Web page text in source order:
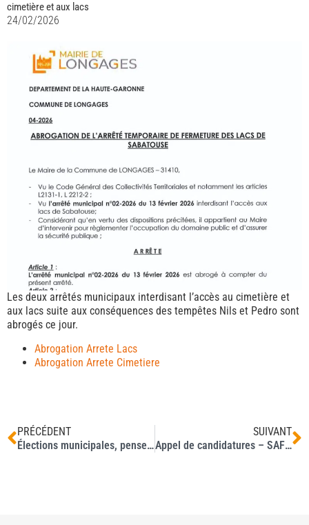
cimetière et aux lacs
24/02/2026
Les deux arrêtés municipaux interdisant l’accès au cimetière et
aux lacs suite aux conséquences des tempêtes Nils et Pedro sont
abrogés ce jour.
Abrogation Arrete Lacs
Abrogation Arrete Cimetiere
PRÉCÉDENT
Élections municipales, pensez à la procuration
SUIVANT
Appel de candidatures – SAFER Occitanie